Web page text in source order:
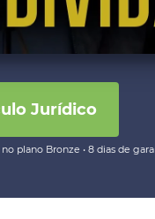
Jurídico
plano Bronze • 8 dias de